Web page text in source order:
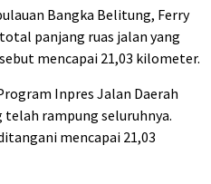
Bangka Belitung, Ferry
panjang ruas jalan yang
mencapai 21,03 kilometer.
Inpres Jalan Daerah
telah rampung seluruhnya.
mencapai 21,03